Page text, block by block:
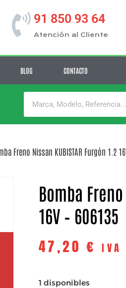
91 850 93 64
Atención al Cliente
BLOG CONTACTO
Freno Nissan KUBISTAR Furgón 1.2
Bomba
16V – 606135
47,20€
1 disponibles